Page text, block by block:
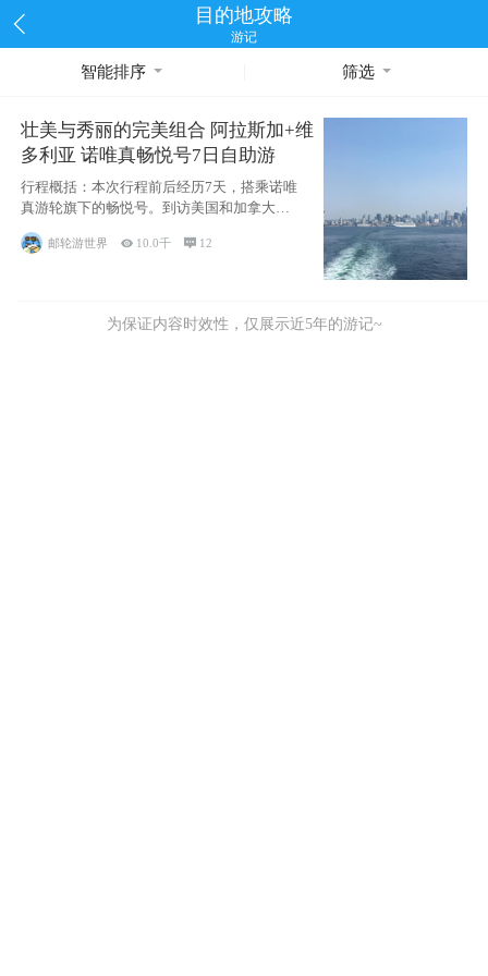
目的地攻略
游记
智能排序 筛选
壮美与秀丽的完美组合 阿拉斯加+维
多利亚 诺唯真畅悦号7日自助游
行程概括：本次行程前后经历7天，搭乘诺唯
真游轮旗下的畅悦号。到访美国和加拿大的4
个州/省：美国华盛顿州
邮轮游世界  10.0千  12
为保证内容时效性，仅展示近5年的游记~